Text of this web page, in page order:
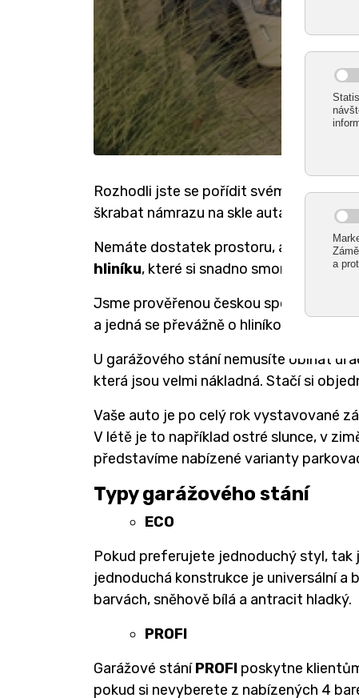
Rozhodli jste se pořídit svému
škrabat námrazu na skle auta? Máme
Nemáte dostatek prostoru, abyste si
hliníku, které si snadno smontujete
Jsme prověřenou českou společností,
a jedná se převážně o hliníkové
U garážového stání nemusíte obíhat
která jsou velmi nákladná. Stačí si
Vaše auto je po celý rok vystavované
V létě je to například ostré slunce, v
představíme nabízené varianty
Typy garážového stání
ECO
Pokud preferujete jednoduchý styl, tak
jednoduchá konstrukce je universální
barvách, sněhově bílá a antracit hladký.
PROFI
Garážové stáníPROFI poskytne
pokud si nevyberete z nabízených 4